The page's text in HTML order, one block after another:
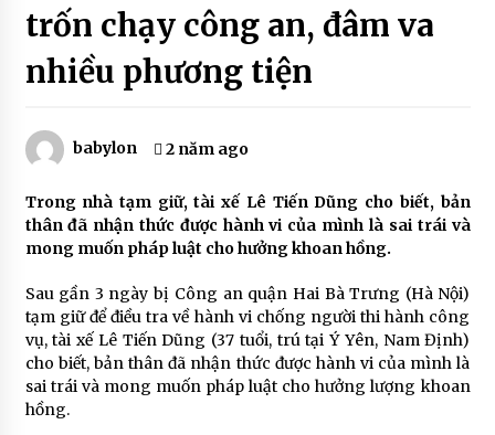
trốn chạy công an, đâm va
nhiều phương tiện
babylon 2 năm ago
Trong nhà tạm giữ, tài xế Lê Tiến Dũng cho biết, bản
thân đã nhận thức được hành vi của mình là sai trái và
mong muốn pháp luật cho hưởng khoan hồng.
Sau gần 3 ngày bị Công an quận Hai Bà Trưng (Hà Nội)
tạm giữ để điều tra về hành vi chống người thi hành công
vụ, tài xế Lê Tiến Dũng (37 tuổi, trú tại Ý Yên, Nam Định)
cho biết, bản thân đã nhận thức được hành vi của mình là
sai trái và mong muốn pháp luật cho hưởng lượng khoan
hồng.